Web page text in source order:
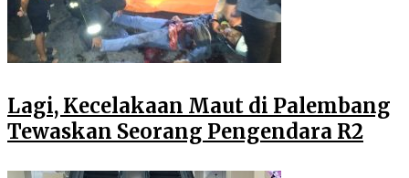
Lagi, Kecelakaan Maut di Palembang
Tewaskan Seorang Pengendara R2